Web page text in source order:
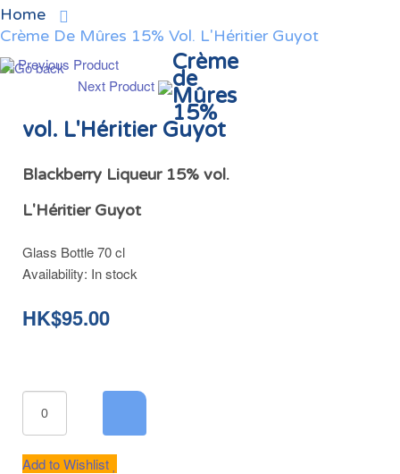
Home
Crème De Mûres 15% Vol. L'Héritier Guyot
Previous Product
Next Product
Crème
de
Mûres
15%
vol. L'Héritier Guyot
Blackberry Liqueur 15% vol.
L'Héritier Guyot
Glass Bottle 70 cl
Availability: In stock
HK$95.00
Add to Wishlist